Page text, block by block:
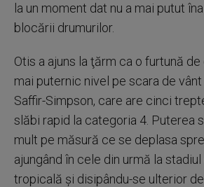
la un moment dat nu a mai putut
blocării drumurilor.
Otis a ajuns la ţărm ca o furtună
mai puternic nivel pe scara de vânt
Saffir-Simpson, care are cinci
slăbi rapid la categoria 4. Puterea
mult pe măsură ce se deplasa
ajungând în cele din urmă la
tropicală şi disipându-se ulterior